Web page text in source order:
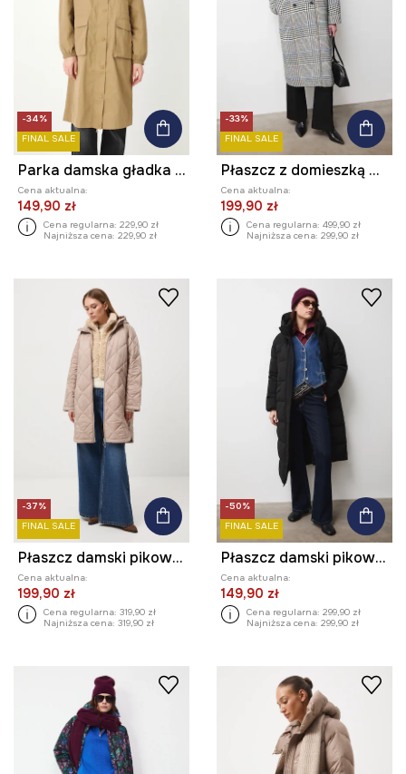
-34%
FINAL SALE
Parka damska gładka kolor beżowy
Cena aktualna:
149,90 zł
Cena regularna: 229,90 zł
Najniższa cena: 229,90 zł
-33%
FINAL SALE
Płaszcz z domieszką wełny damski dwurzędowy w kratę
Cena aktualna:
199,90 zł
Cena regularna: 499,90 zł
Najniższa cena: 299,90 zł
-37%
FINAL SALE
Płaszcz damski pikowany
Cena aktualna:
199,90 zł
Cena regularna: 319,90 zł
Najniższa cena: 319,90 zł
-50%
FINAL SALE
Płaszcz damski pikowany
Cena aktualna:
149,90 zł
Cena regularna: 299,90 zł
Najniższa cena: 299,90 zł